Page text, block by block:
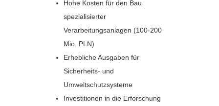
Hohe Kosten für den Bau
spezialisierter
Verarbeitungsanlagen (100-200
Mio. PLN)
Erhebliche Ausgaben für
Sicherheits- und
Umweltschutzsysteme
Investitionen in die Erforschung